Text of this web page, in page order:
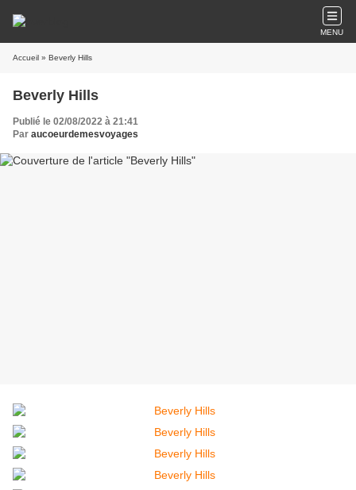
MENU
Accueil » Beverly Hills
Beverly Hills
Publié le 02/08/2022 à 21:41
Par aucoeurdemesvoyages